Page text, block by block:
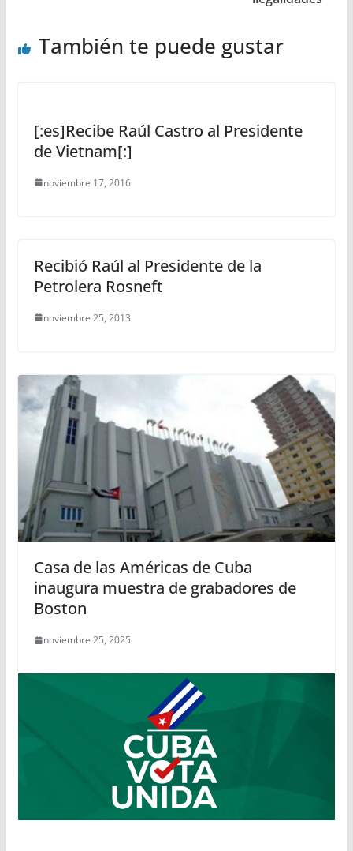
También te puede gustar
[:es]Recibe Raúl Castro al Presidente
de Vietnam[:]
noviembre 17, 2016
Recibió Raúl al Presidente de la
Petrolera Rosneft
noviembre 25, 2013
Casa de las Américas de Cuba
inaugura muestra de grabadores de
Boston
noviembre 25, 2025